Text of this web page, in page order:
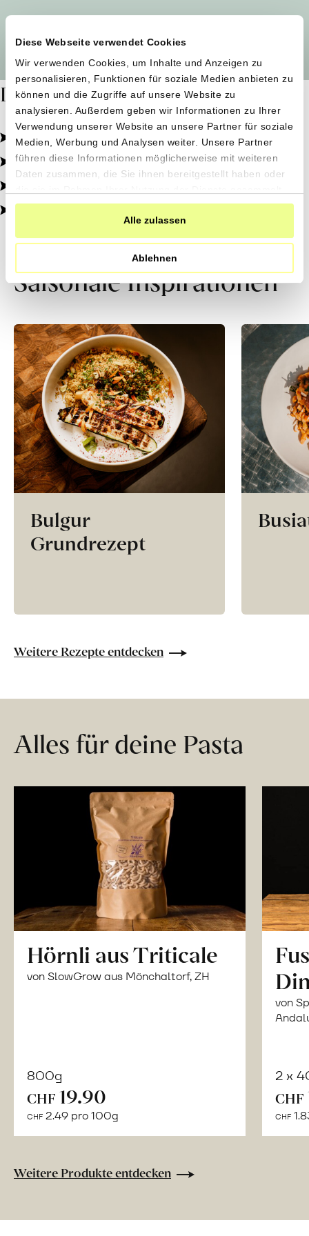
Diese Webseite verwendet Cookies
Wir verwenden Cookies, um Inhalte und Anzeigen zu
personalisieren, Funktionen für soziale Medien anbieten zu
können und die Zugriffe auf unsere Website zu
analysieren. Außerdem geben wir Informationen zu Ihrer
Verwendung unserer Website an unsere Partner für soziale
Medien, Werbung und Analysen weiter. Unsere Partner
führen diese Informationen möglicherweise mit weiteren
Daten zusammen, die Sie ihnen bereitgestellt haben oder
haben.
Alle zulassen
Ablehnen
Dafür stehen wir
Pestizidfrei angebaut, schonend verarbeitet.
Natürliche Zutaten, echter Geschmack.
Von kleinen Höfen, direkt zu dir.
100% transparent, 0% Zusatzstoffe.
Saisonale Inspirationen
Bulgur
Grundrezept
Weitere Rezepte entdecken
Alles für deine Pasta
Hörnli aus Triticale
von SlowGrow aus Mönchaltorf, ZH
800g
CHF 19.90
CHF 2.49 pro 100g
von
2 x
CHF
CHF
Weitere Produkte entdecken